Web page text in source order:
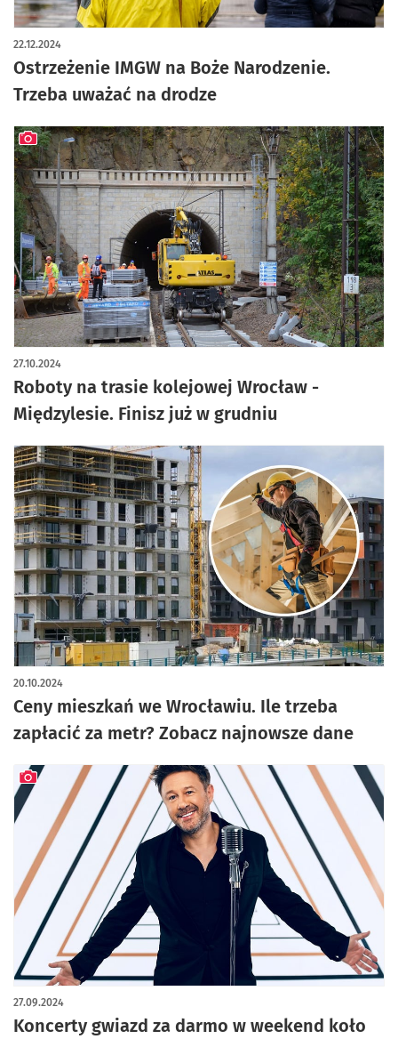
Ostrzeżenie IMGW na Boże Narodzenie.
Trzeba uważać na drodze
22.12.2024
Roboty na trasie kolejowej Wrocław -
Międzylesie. Finisz już w grudniu
27.10.2024
artykuł z galerią zdjęć
Ceny mieszkań we Wrocławiu. Ile trzeba
zapłacić za metr? Zobacz najnowsze dane
20.10.2024
Koncerty gwiazd za darmo w weekend koło
27.09.2024
artykuł z galerią zdjęć